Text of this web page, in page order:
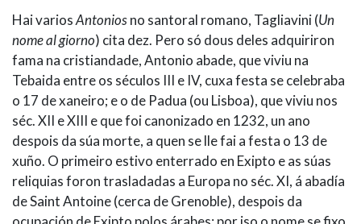
MARCIAL DEL ADALID
CASA-MUSEO EMILIA PARDO
BAZÁN
FIGURAS HOMENAXEADAS
HISTORIA
60 ANOS DLG
PRIMAVERA DAS LETRAS
PORTAL DAS PALABRAS
Facebook
TwitterYoutubeInstagram
Bluesky
Hai variosAntoniosno santoral romano, Tagliavini (Un
nome al giorno) cita dez. Pero só dous deles adquiriron
fama na cristiandade, Antonio abade, que viviu na
Tebaida entre os séculos III e IV, cuxa festa se celebraba
o 17 de xaneiro; e o de Padua (ou Lisboa), que viviu nos
séc. XII e XIII e que foi canonizado en 1232, un ano
despois da súa morte, a quen se lle fai a festa o 13 de
xuño. O primeiro estivo enterrado en Exipto e as súas
reliquias foron trasladadas a Europa no séc. XI, á abadía
de Saint Antoine (cerca de Grenoble), despois da